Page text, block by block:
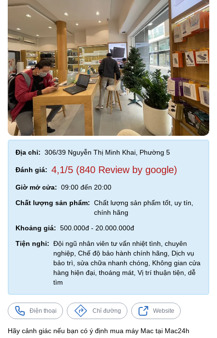
Địa chỉ: 306/39 Nguyễn Thị Minh Khai, Phường 5
Đánh giá: 4,1/5 (840 Review by google)
Giờ mở cửa: 09:00 đến 20:00
Chất lượng sản phẩm: Chất lượng sản phẩm tốt, uy tín,
chính hãng
Khoảng giá: 500.000đ - 20.000.000đ
Tiện nghi: Đội ngũ nhân viên tư vấn nhiệt tình, chuyên
nghiệp, Chế độ bảo hành chính hãng, Dịch vụ
bảo trì, sửa chữa nhanh chóng, Không gian cửa
hàng hiện đại, thoáng mát, Vị trí thuận tiện, dễ
tìm
Điện thoại Chỉ đường Website
Hãy cảnh giác nếu bạn có ý định mua máy Mac tại Mac24h